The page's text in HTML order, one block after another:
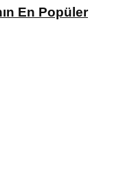
En Popüler